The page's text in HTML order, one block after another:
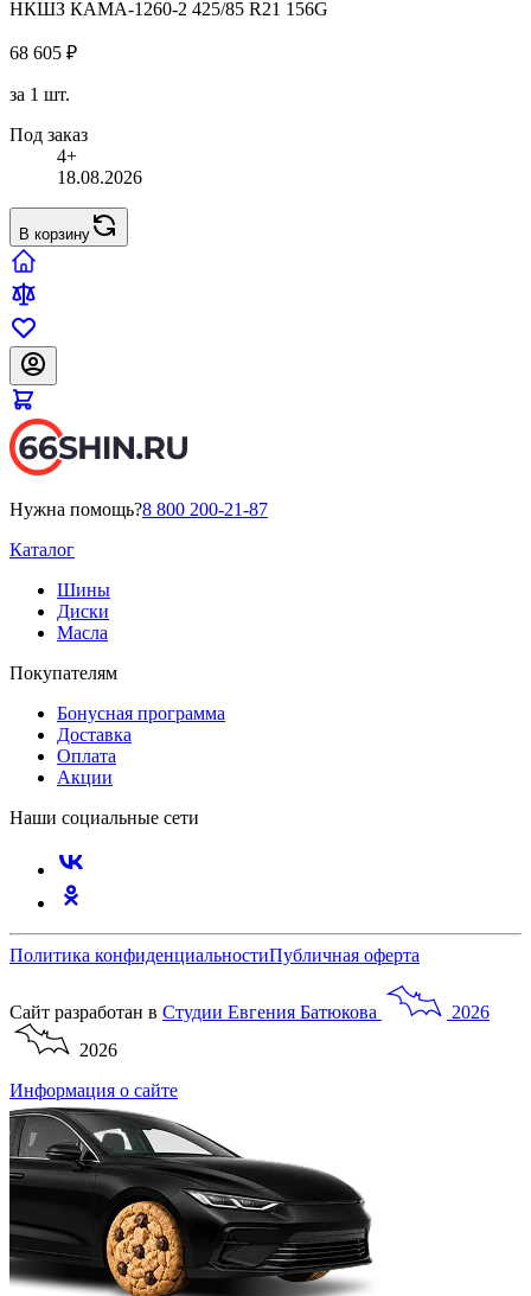
НКШЗ КАМА-1260-2 425/85 R21 156G
68 605 ₽
за 1 шт.
Под заказ
4+
18.08.2026
В корзину
Нужна помощь?8 800 200-21-87
Каталог
Шины
Диски
Масла
Покупателям
Бонусная программа
Доставка
Оплата
Акции
Наши социальные сети
Политика конфиденциальностиПубличная оферта
Сайт разработан в Студии Евгения Батюкова
2026
2026
Информация о сайте